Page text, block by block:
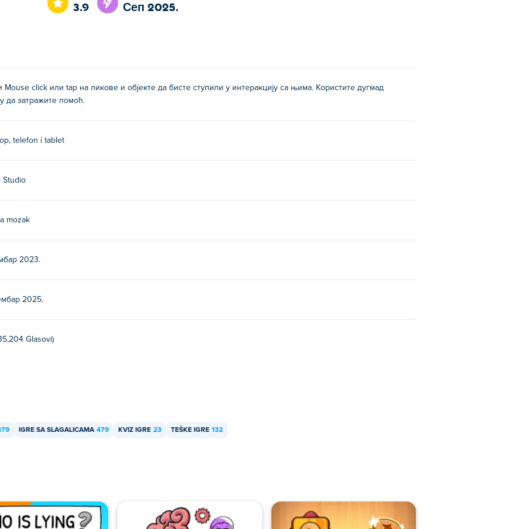
3.9 сеп 2025.
Mouse click или tap на ликове и објекте да бисте ступили у интеракцију са њима. Користите дугмад
да затражите помоћ.
telefon i tablet
Studio
mozak
2023.
2025.
Glasovi)
IGRE SA SLAGALICAMA 479 KVIZ IGRE 23 TEŠKE IGRE 132